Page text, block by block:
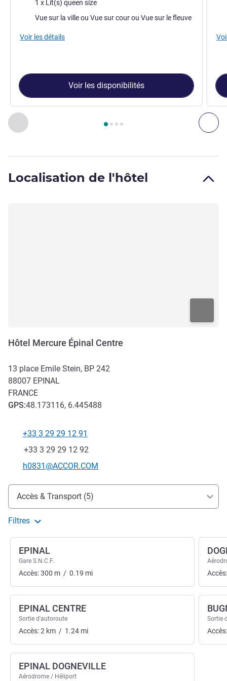
Précédent - Chambre
Page , Chambre 1 : Chambre Standard avec un lit
1 x Lit(s) queen size
Vues :
Vue sur la ville ou Vue sur cour ou Vue sur le fleuve
Voir les détails
Voir les disponibilités
Localisation de l'hôtel
Hôtel Mercure Épinal Centre
13 place Emile Stein, BP 242
88007 EPINAL
FRANCE
GPS:48.173116, 6.445488
Téléphone
+33 3 29 29 12 91
Fax
+33 3 29 29 12 92
Email de contact
h0831@ACCOR.COM
Accès et transports
Accès & Transport (5)
Filtres
EPINAL
Gare S.N.C.F.
Accès:300 m / 0.19 mi
EPINAL CENTRE
Sortie d'autoroute
Accès:2 km / 1.24 mi
EPINAL DOGNEVILLE
Aérodrome / Héliport
Sortie